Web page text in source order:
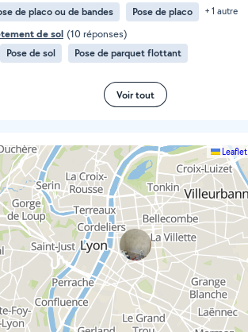
de placo ou de bandes Pose de placo + 1 autre
de sol (10 réponses)
Pose de sol Pose de parquet flottant
Voir tout
Leaflet